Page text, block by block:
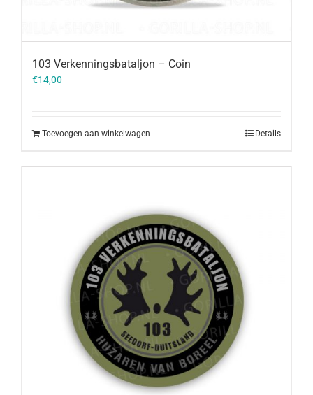
103 Verkenningsbataljon – Coin
€14,00
Toevoegen aan winkelwagen Details